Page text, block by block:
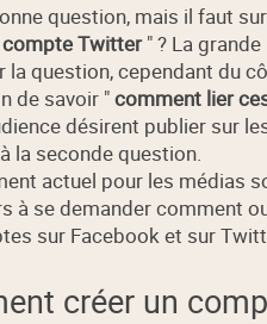
question, mais il faut
Twitter" ? La
la question, cependant du
de savoir "comment lier
désirent publier sur
la seconde question.
actuel pour les médias
à se demander comment
sur Facebook et sur
créer un